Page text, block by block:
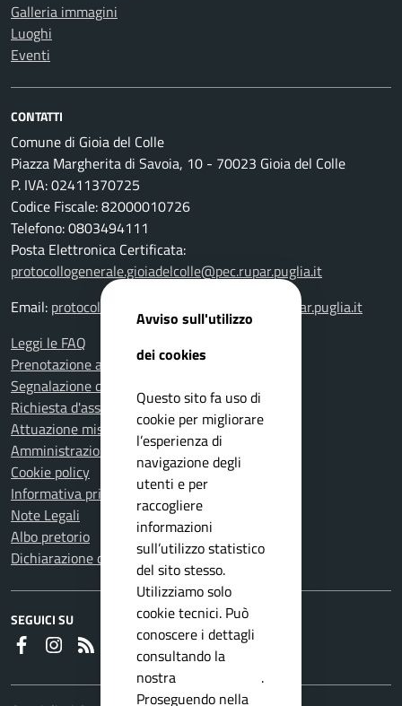
Galleria immagini
Luoghi
Eventi
CONTATTI
Comune di Gioia del Colle
Piazza Margherita di Savoia, 10 - 70023 Gioia del Colle
P. IVA: 02411370725
Codice Fiscale: 82000010726
Telefono: 0803494111
Posta Elettronica Certificata:
protocollogenerale.gioiadelcolle@pec.rupar.puglia.it
Email: protocollogenerale.gioiadelcolle@pec.rupar.puglia.it
Leggi le FAQ
Prenotazione appuntamento
Segnalazione disservizio
Richiesta d'assistenza
Attuazione misure PNRR
Amministrazione trasparente
Cookie policy
Informativa privacy
Note Legali
Albo pretorio
Dichiarazione di accessibilità
SEGUICI SU
FaceboookInstagram
Avviso sull'utilizzo
dei cookies
Questo sito fa uso di
cookie per migliorare
l’esperienza di
navigazione degli
utenti e per
raccogliere
informazioni
sull’utilizzo statistico
del sito stesso.
Utilizziamo solo
cookie tecnici. Può
conoscere i dettagli
consultando la
nostra
.
Proseguendo nella